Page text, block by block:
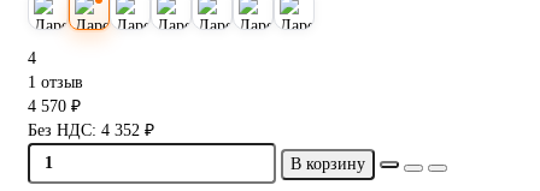
4
1 отзыв
4 570 ₽
Без НДС: 4 352 ₽
В корзину